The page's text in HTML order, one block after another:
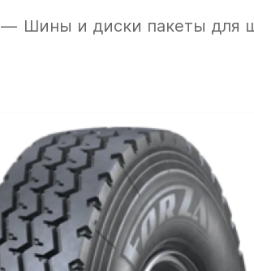
— Шины и диски пакеты для